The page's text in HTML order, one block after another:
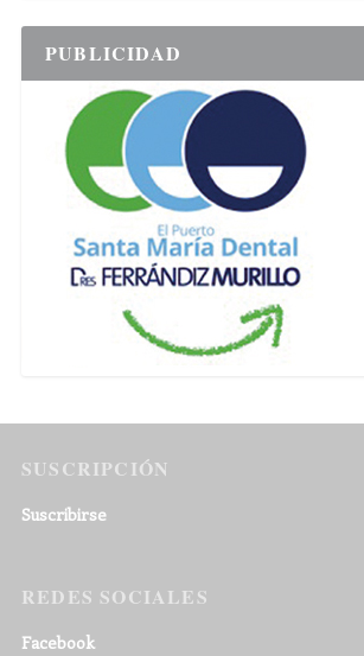
PUBLICIDAD
SUSCRIPCIÓN
Suscribirse
REDES SOCIALES
Facebook